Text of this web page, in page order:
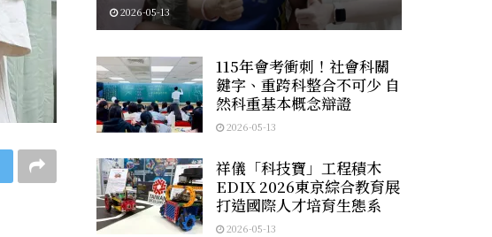
2026-05-13
115年會考衝刺！社會科關
鍵字、重跨科整合不可少 自
然科重基本概念辯證
2026-05-13
祥儀「科技寶」工程積木
EDIX 2026東京綜合教育展
打造國際人才培育生態系
2026-05-13